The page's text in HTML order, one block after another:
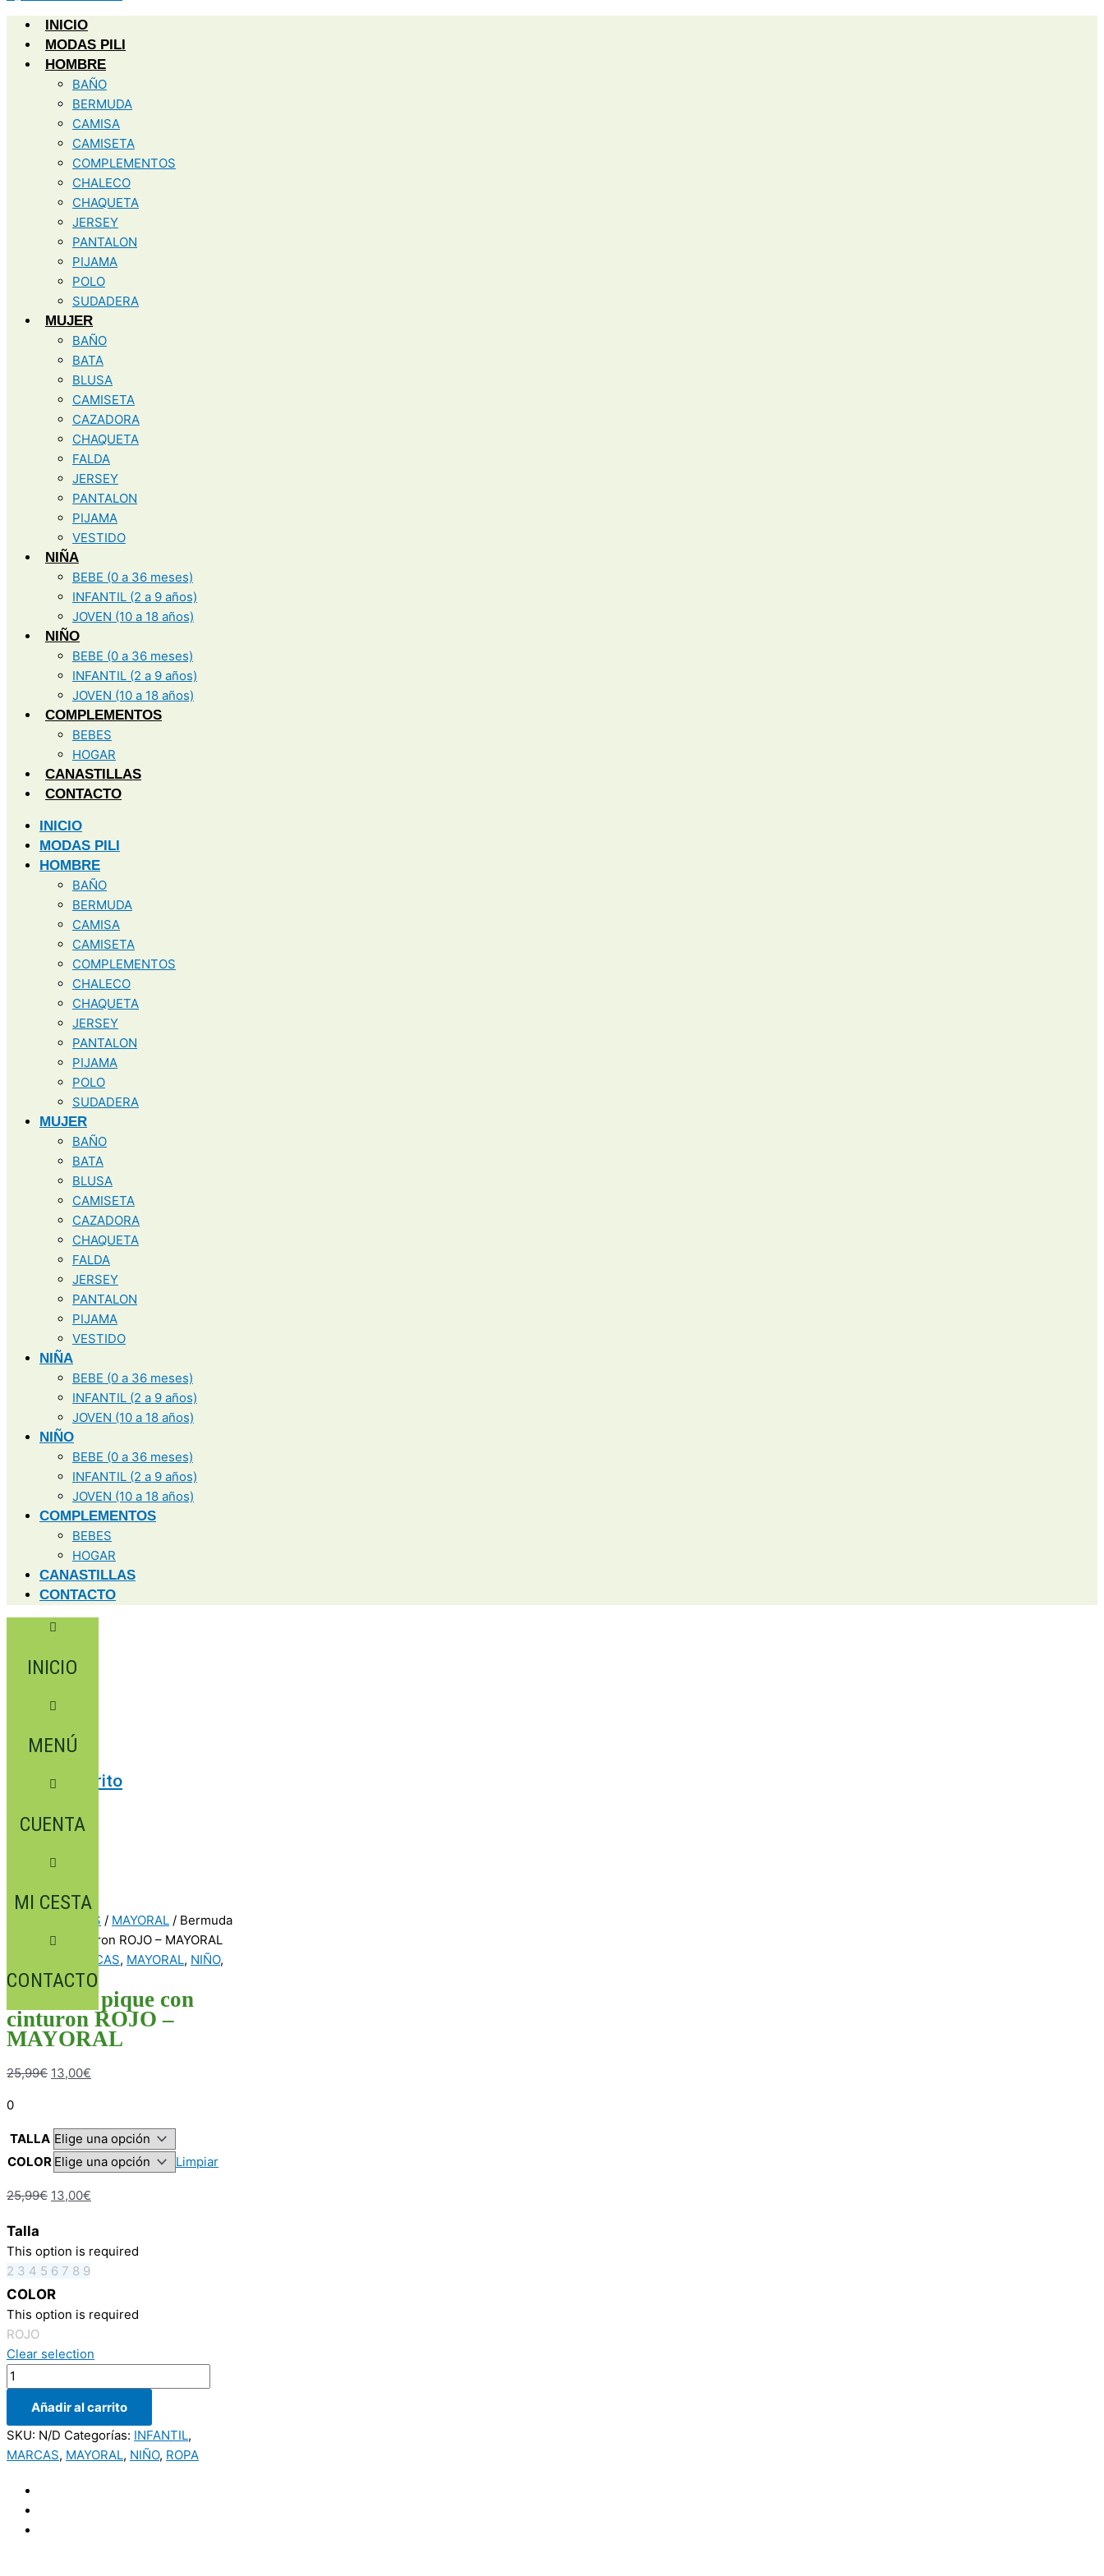
INICIO
MODAS PILI
HOMBRE
BAÑO
BERMUDA
CAMISA
CAMISETA
COMPLEMENTOS
CHALECO
CHAQUETA
JERSEY
PANTALON
PIJAMA
POLO
SUDADERA
MUJER
BAÑO
BATA
BLUSA
CAMISETA
CAZADORA
CHAQUETA
FALDA
JERSEY
PANTALON
PIJAMA
VESTIDO
NIÑA
BEBE (0 a 36 meses)
INFANTIL (2 a 9 años)
JOVEN (10 a 18 años)
NIÑO
BEBE (0 a 36 meses)
INFANTIL (2 a 9 años)
JOVEN (10 a 18 años)
COMPLEMENTOS
BEBES
HOGAR
CANASTILLAS
CONTACTO
INICIO
MODAS PILI
HOMBRE
BAÑO
BERMUDA
CAMISA
CAMISETA
COMPLEMENTOS
CHALECO
CHAQUETA
JERSEY
PANTALON
PIJAMA
POLO
SUDADERA
MUJER
BAÑO
BATA
BLUSA
CAMISETA
CAZADORA
CHAQUETA
FALDA
JERSEY
PANTALON
PIJAMA
VESTIDO
NIÑA
BEBE (0 a 36 meses)
INFANTIL (2 a 9 años)
JOVEN (10 a 18 años)
NIÑO
BEBE (0 a 36 meses)
INFANTIL (2 a 9 años)
JOVEN (10 a 18 años)
COMPLEMENTOS
BEBES
HOGAR
CANASTILLAS
CONTACTO
INICIO
MENÚ
CUENTA
MI CESTA
CONTACTO
0 Carrito
MARCAS / MAYORAL / Bermuda
pique con cinturon ROJO – MAYORAL
MARCAS, MAYORAL, NIÑO,
ROPA
Bermuda pique con
cinturon ROJO –
MAYORAL
25,99€ 13,00€
0
TALLA
COLOR
Limpiar
25,99€ 13,00€
Talla
This option is required
2 3 4 5 6 7 8 9
COLOR
This option is required
ROJO
Clear selection
Añadir al carrito
SKU: N/D Categorías: INFANTIL,
MARCAS, MAYORAL, NIÑO, ROPA